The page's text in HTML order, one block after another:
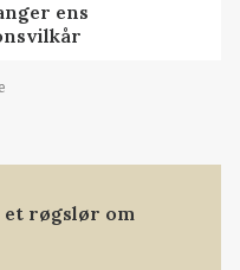
ens
et røgslør om